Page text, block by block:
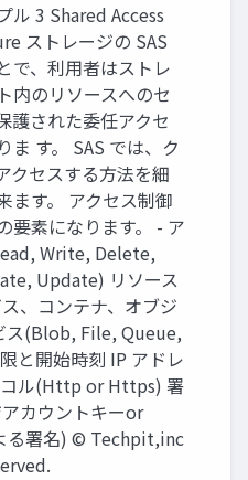
ル 3 Shared Access
ストレージの SAS
で、利用者はストレ
内のリソースへのセ
護された委任アクセ
ま す。 SAS では、ク
クセスする方法を細
ます。 アクセス制御
要素になります。 - ア
Write, Delete,
Update) リソース
、コンテナ、オブジ
ス(Blob, File, Queue,
と開始時刻 IP アドレ
コル(Http or Https) 署
カウントキーor
る署名) © Techpit,inc